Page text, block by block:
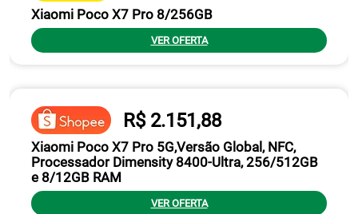
Xiaomi Poco X7 Pro 8/256GB
VER OFERTA
R$ 2.151,88
Xiaomi Poco X7 Pro 5G,Versão Global, NFC,
Processador Dimensity 8400-Ultra, 256/512GB
e 8/12GB RAM
VER OFERTA